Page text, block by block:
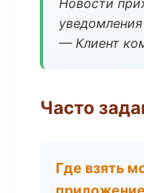
Новости
— Клиент
Часто
Где взять